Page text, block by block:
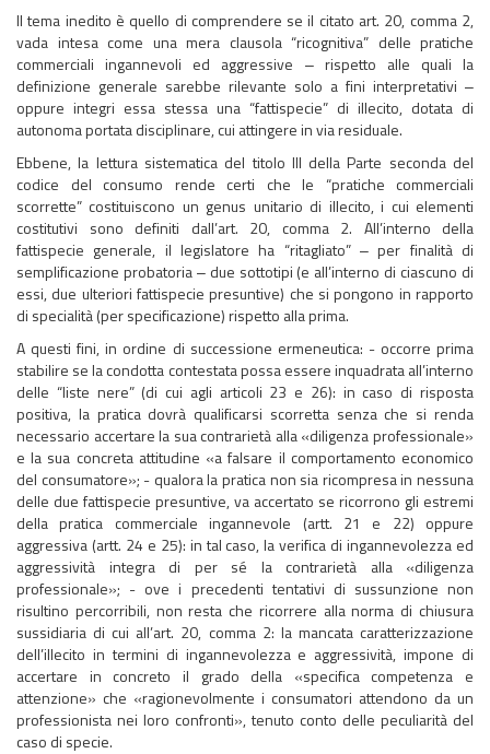
Il tema inedito è quello di comprendere se il citato art. 20, comma 2,
vada intesa come una mera clausola “ricognitiva” delle pratiche
commerciali ingannevoli ed aggressive ‒ rispetto alle quali la
definizione generale sarebbe rilevante solo a fini interpretativi ‒
oppure integri essa stessa una “fattispecie” di illecito, dotata di
autonoma portata disciplinare, cui attingere in via residuale.
Ebbene, la lettura sistematica del titolo III della Parte seconda del
codice del consumo rende certi che le “pratiche commerciali
scorrette” costituiscono un genus unitario di illecito, i cui elementi
costitutivi sono definiti dall’art. 20, comma 2. All’interno della
fattispecie generale, il legislatore ha “ritagliato” ‒ per finalità di
semplificazione probatoria ‒ due sottotipi (e all’interno di ciascuno di
essi, due ulteriori fattispecie presuntive) che si pongono in rapporto
di specialità (per specificazione) rispetto alla prima.
A questi fini, in ordine di successione ermeneutica: - occorre prima
stabilire se la condotta contestata possa essere inquadrata all’interno
delle “liste nere” (di cui agli articoli 23 e 26): in caso di risposta
positiva, la pratica dovrà qualificarsi scorretta senza che si renda
necessario accertare la sua contrarietà alla «diligenza professionale»
e la sua concreta attitudine «a falsare il comportamento economico
del consumatore»; - qualora la pratica non sia ricompresa in nessuna
delle due fattispecie presuntive, va accertato se ricorrono gli estremi
della pratica commerciale ingannevole (artt. 21 e 22) oppure
aggressiva (artt. 24 e 25): in tal caso, la verifica di ingannevolezza ed
aggressività integra di per sé la contrarietà alla «diligenza
professionale»; - ove i precedenti tentativi di sussunzione non
risultino percorribili, non resta che ricorrere alla norma di chiusura
sussidiaria di cui all’art. 20, comma 2: la mancata caratterizzazione
dell’illecito in termini di ingannevolezza e aggressività, impone di
accertare in concreto il grado della «specifica competenza e
attenzione» che «ragionevolmente i consumatori attendono da un
professionista nei loro confronti», tenuto conto delle peculiarità del
caso di specie.